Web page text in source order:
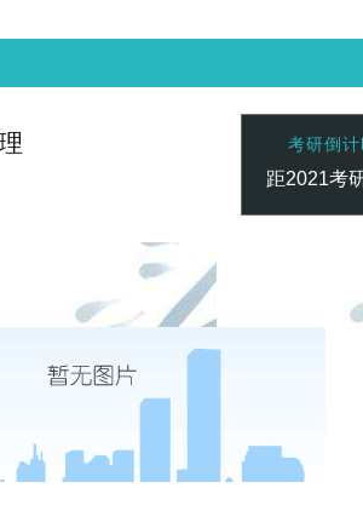
考研倒
距2021考
发vip-天生赢家 一触即发